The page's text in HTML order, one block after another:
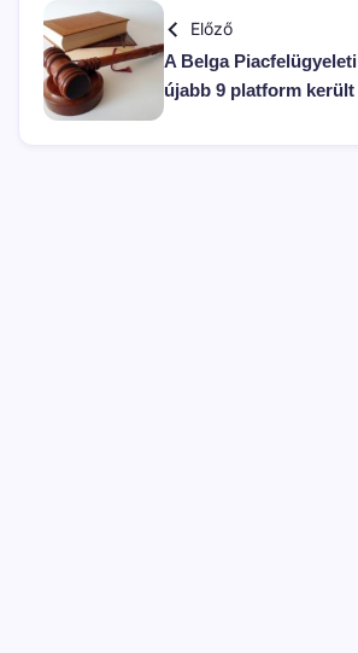
Előző
A Belga
újabb 9 platform került